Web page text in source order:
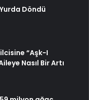
Döndü
“Aşk-I
Nasıl Bir Artı